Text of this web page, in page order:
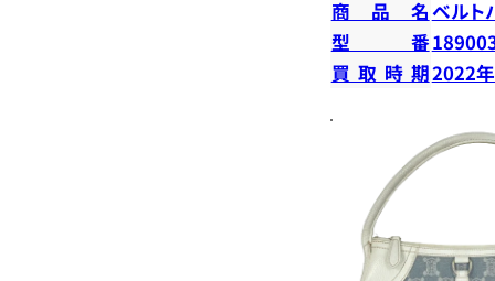
商品名ベルト
型番
買取時期2022